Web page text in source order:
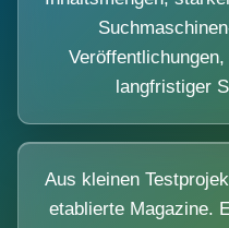
langfristiger
Aus kleinen
etablierte Magazine.